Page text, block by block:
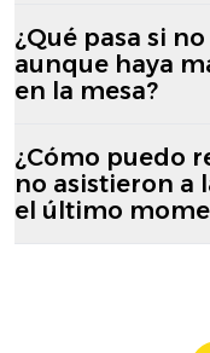
¿Qué pasa si
aunque haya
en la mesa?
¿Cómo puedo
no asistieron a
el último